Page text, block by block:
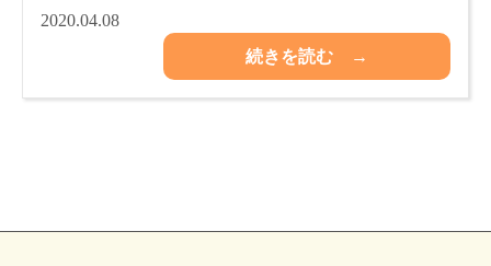
2020.04.08
続きを読む →